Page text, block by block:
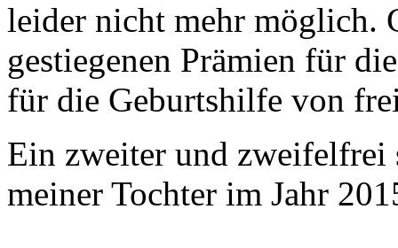
leider nicht mehr möglich.
gestiegenen Prämien für
für die Geburtshilfe von
Ein zweiter und zweifelfrei
meiner Tochter im Jahr